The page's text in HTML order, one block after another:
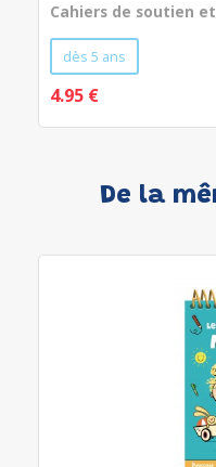
Cahiers de soutien
dès 5 ans
4.95 €
De la